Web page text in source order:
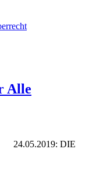
Alle
24.05.2019: DIE